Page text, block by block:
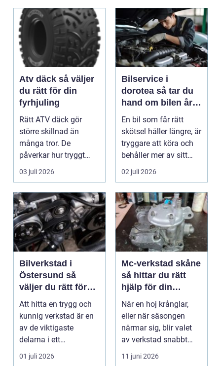
Atv däck så väljer
du rätt för din
fyrhjuling
Rätt ATV däck gör
större skillnad än
många tror. De
påverkar hur tryggt
fyrhjulingen beter sig
på vä...
03 juli 2026
Bilservice i
dorotea så tar du
hand om bilen året
runt
En bil som får rätt
skötsel håller längre, är
tryggare att köra och
behåller mer av sitt
värde. I no...
02 juli 2026
Bilverkstad i
Östersund så
väljer du rätt för
din bil
Att hitta en trygg och
kunnig verkstad är en
av de viktigaste
delarna i ett
problemfritt bilägande.
01 juli 2026
Mc-verkstad skåne
så hittar du rätt
hjälp för din
motorcykel
När en hoj krånglar,
eller när säsongen
närmar sig, blir valet
av verkstad snabbt
avgörande. En MC-v...
11 juni 2026